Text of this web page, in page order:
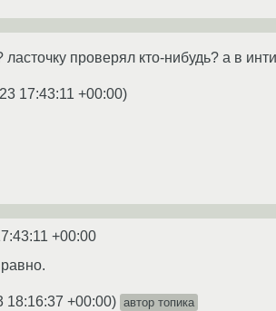
ласточку проверял кто-нибудь? а в
17:43:11 +00:00)
+00:00
18:16:37 +00:00) автор топика